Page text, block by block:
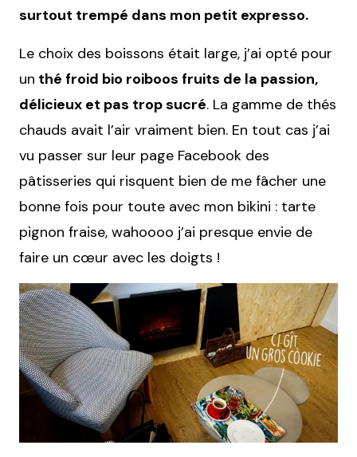
surtout trempé dans mon petit expresso.
Le choix des boissons était large, j’ai opté pour
un thé froid bio roiboos fruits de la passion,
délicieux et pas trop sucré. La gamme de thés
chauds avait l’air vraiment bien. En tout cas j’ai
vu passer sur leur page Facebook des
pâtisseries qui risquent bien de me fâcher une
bonne fois pour toute avec mon bikini : tarte
pignon fraise, wahoooo j’ai presque envie de
faire un cœur avec les doigts !